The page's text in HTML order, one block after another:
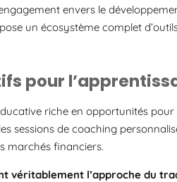
envers le
un écosystème complet
pour
riche en opportunités
sessions de coaching
marchés financiers.
véritablement l’approche du